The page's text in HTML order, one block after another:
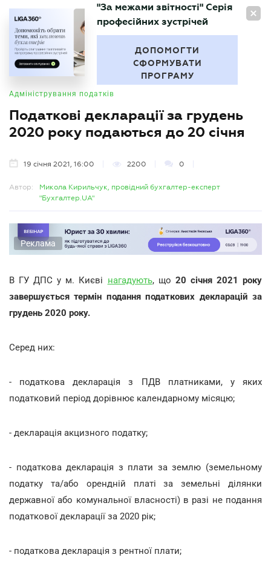
UA
БУХГАЛТЕР
"За межами звітності" Серія
професійних зустрічей
ДОПОМОГТИ
СФОРМУВАТИ
ПРОГРАМУ
Адміністрування податків
Податкові декларації за грудень
2020 року подаються до 20 січня
19 січня 2021, 16:00 2200 0
Автор:
Микола Кирильчук, провідний бухгалтер-експерт
"Бухгалтер.UA"
Реклама
В ГУ ДПС у м. Києві нагадують, що 20 січня 2021 року
завершується термін подання податкових декларацій за
грудень 2020 року.
Серед них:
- податкова декларація з ПДВ платниками, у яких
податковий період дорівнює календарному місяцю;
- декларація акцизного податку;
- податкова декларація з плати за землю (земельному
податку та/або орендній платі за земельні ділянки
державної або комунальної власності) в разі не подання
податкової декларації за 2020 рік;
- податкова декларація з рентної плати;